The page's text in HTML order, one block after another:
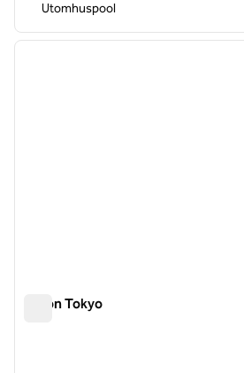
Utomhuspool
1 av 12
Hilton Tokyo